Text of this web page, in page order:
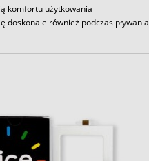
komfortu użytkowania
doskonale również podczas pływania